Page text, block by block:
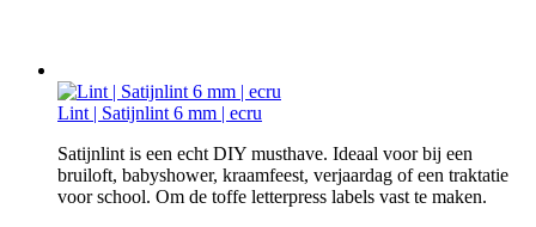
Lint | Satijnlint 6 mm | ecru
Satijnlint is een echt DIY musthave. Ideaal voor bij een
bruiloft, babyshower, kraamfeest, verjaardag of een traktatie
voor school. Om de toffe letterpress labels vast te maken.